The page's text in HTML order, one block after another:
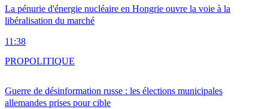
La pénurie d'énergie nucléaire en Hongrie ouvre la voie à la
libéralisation du marché
11:38
Guerre de désinformation russe : les élections municipales
allemandes prises pour cible
PROPOLITIQUE